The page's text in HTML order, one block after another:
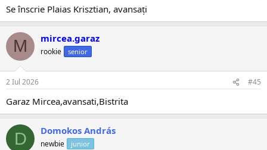
Se înscrie Plaias Krisztian, avansați
M mircea.garaz
rookie senior
2 Iul 2026 #45
Garaz Mircea,avansati,Bistrita
D Domokos András
newbie junior